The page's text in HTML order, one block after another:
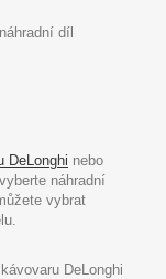
díl
DeLonghi nebo
náhradní
vybrat
DeLonghi